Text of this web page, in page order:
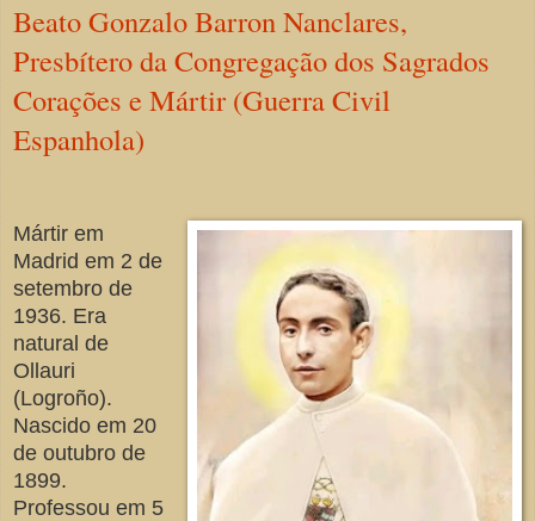
Beato Gonzalo Barron Nanclares,
Presbítero da Congregação dos Sagrados
Corações e Mártir (Guerra Civil
Espanhola)
Mártir em
Madrid em 2 de
setembro de
1936. Era
natural de
Ollauri
(Logroño).
Nascido em 20
de outubro de
1899.
Professou em 5